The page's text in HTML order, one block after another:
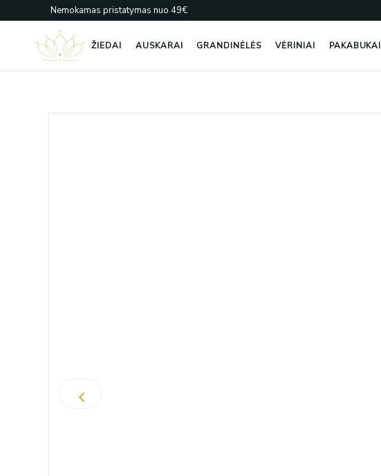
prie
Nemokamas pristatymas nuo 49€
ŽIEDAI AUSKARAI GRANDINĖLĖS VĖRINIAI PAKABUKAI